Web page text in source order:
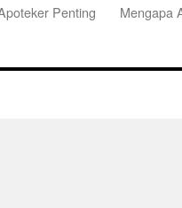
Penting
Mengapa